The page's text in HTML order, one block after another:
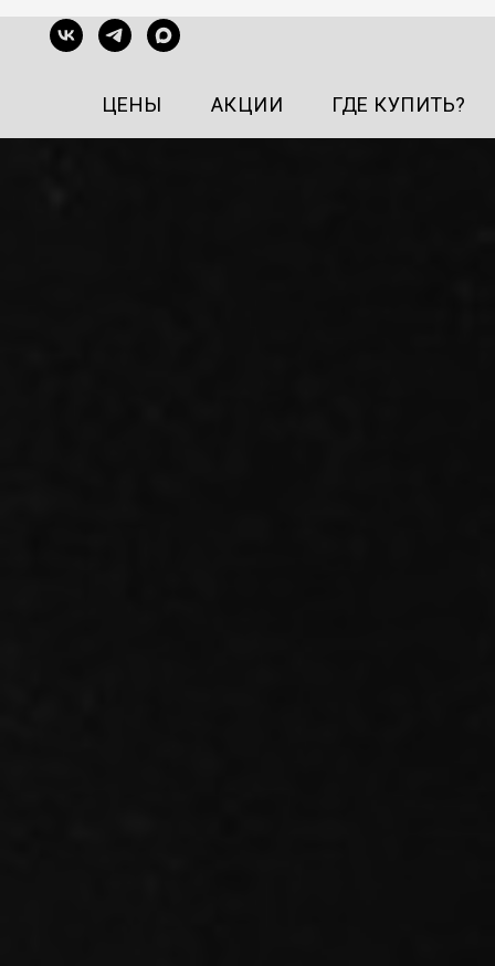
ЦЕНЫ АКЦИИ ГДЕ КУПИТЬ?